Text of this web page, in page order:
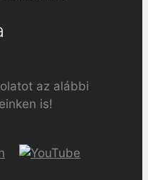
az alábbi
is!